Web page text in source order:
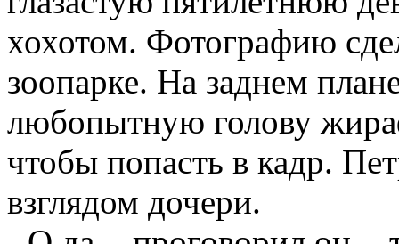
хохотом. Фотографию
зоопарке. На заднем
любопытную голову
чтобы попасть в кадр.
взглядом дочери.